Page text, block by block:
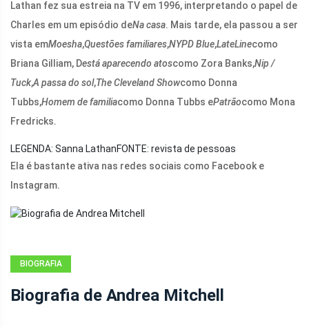
Lathan fez sua estreia na TV em 1996, interpretando o papel de
Charles em um episódio deNa casa. Mais tarde, ela passou a ser
vista emMoesha,Questões familiares,NYPD Blue,LateLinecomo
Briana Gilliam, Destá aparecendo atoscomo Zora Banks,Nip /
Tuck,A passa do sol,The Cleveland Showcomo Donna
Tubbs,Homem de familiacomo Donna Tubbs ePatrãocomo Mona
Fredricks.
LEGENDA: Sanna LathanFONTE: revista de pessoas
Ela é bastante ativa nas redes sociais como Facebook e
Instagram.
BIOGRAFIA
Biografia de Andrea Mitchell